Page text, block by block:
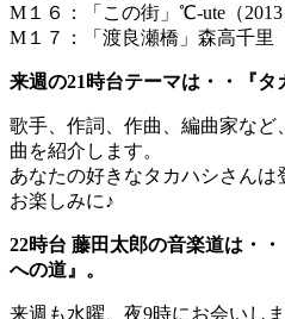
M１６：「この街」℃-ute（2013
M１７：「渡良瀬橋」森高千里
来週の21時台テーマは・・『タ
歌手、作詞、作曲、編曲家な
曲を紹介します。
あなたの好きなタカハシさんは
お楽しみに♪
22時台 藤田太郎の音楽道は・
への道』。
来週も水曜、夜9時にお会いしま